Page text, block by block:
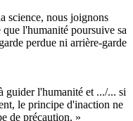
science, nous joignons
l'humanité poursuive sa
perdue ni arrière-garde
guider l'humanité et .../... si
le principe d'inaction ne
de précaution. »